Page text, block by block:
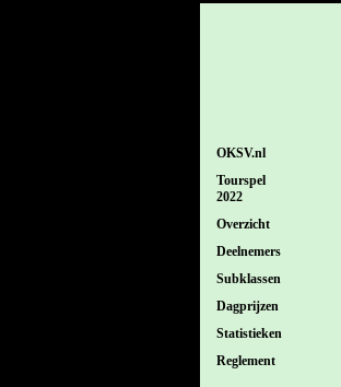
OKSV.nl
Tourspel
2022
Overzicht
Deelnemers
Subklassen
Dagprijzen
Statistieken
Reglement